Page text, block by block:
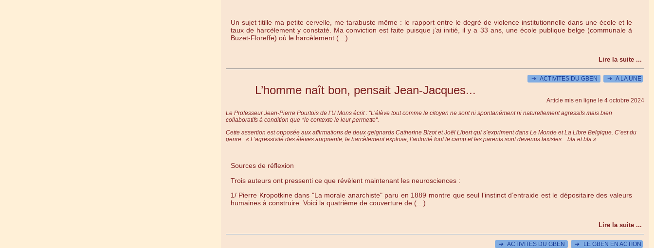
Un sujet titille ma petite cervelle, me tarabuste même : le rapport entre le degré de violence institutionnelle dans une école et le
taux de harcèlement y constaté. Ma conviction est faite puisque j’ai initié, il y a 33 ans, une école publique belge (communale à
Buzet-Floreffe) où le harcèlement (…)
Lire la suite ...
➔ ACTIVITES DU GBEN ➔ A LA UNE
L’homme naît bon, pensait Jean-Jacques...
Article mis en ligne le 4 octobre 2024
Le Professeur Jean-Pierre Pourtois de l’U Mons écrit : "L’élève tout comme le citoyen ne sont ni spontanément ni naturellement agressifs mais bien
collaboratifs à condition que *le contexte le leur permette".
Cette assertion est opposée aux affirmations de deux geignards Catherine Bizot et Joël Libert qui s’expriment dans Le Monde et La Libre Belgique. C’est du
genre : « L’agressivité des élèves augmente, le harcèlement explose, l’autorité fout le camp et les parents sont devenus laxistes... bla et bla ».
Sources de réflexion
Trois auteurs ont pressenti ce que révèlent maintenant les neurosciences :
1/ Pierre Kropotkine dans "La morale anarchiste" paru en 1889 montre que seul l’instinct d’entraide est le dépositaire des valeurs
humaines à construire. Voici la quatrième de couverture de (…)
Lire la suite ...
➔ ACTIVITES DU GBEN ➔ LE GBEN EN ACTION